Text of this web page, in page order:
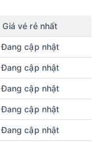
Giá vé rẻ nhất
Đang cập nhật
Đang cập nhật
Đang cập nhật
Đang cập nhật
Đang cập nhật